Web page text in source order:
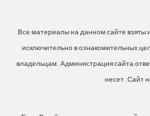
Все материалы на данном сайте взяты
исключительно в ознакомительных
владельцам. Администрация сайта
несет. Сайт